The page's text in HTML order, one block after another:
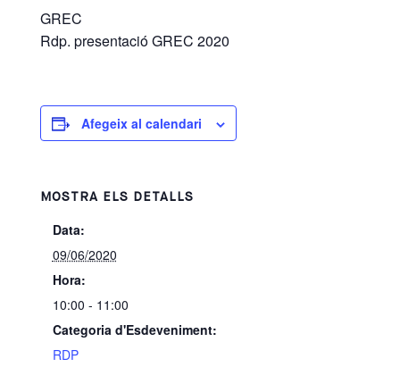
GREC
Rdp. presentació GREC 2020
Afegeix al calendari
MOSTRA ELS DETALLS
Data:
09/06/2020
Hora:
10:00 - 11:00
Categoria d'Esdeveniment:
RDP